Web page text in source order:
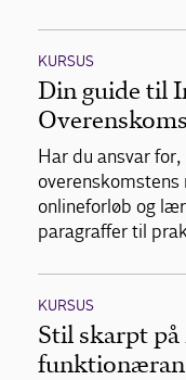
KURSUS
Din guide til
Har du ansvar
overenskomstens
onlineforløb og
paragraffer til
KURSUS
Stil skarpt